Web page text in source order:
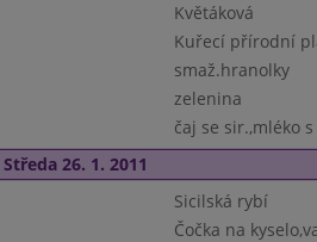
Květáková
Kuřecí přírodní
smaž.hranolky
zelenina
čaj se sir.,mléko
Středa 26. 1. 2011
Sicilská rybí
Čočka na